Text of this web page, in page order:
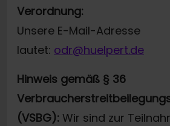
Verordnung:
Unsere E-Mail-Adresse
lautet: odr@huelpert.de
Hinweis gemäß § 36
(VSBG): Wir sind zur